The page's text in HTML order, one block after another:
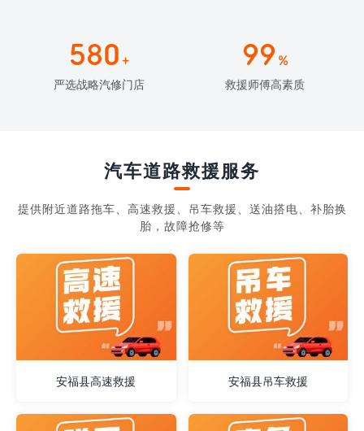
580 +
严选战略汽修门店
99 %
救援师傅高素质
汽车道路救援服务
提供附近道路拖车、高速救援、吊车救援、送油搭电、补胎换
胎，故障抢修等
安福县高速救援 安福县吊车救援